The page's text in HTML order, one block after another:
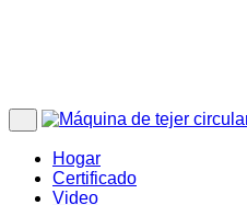
Hogar
Certificado
Video